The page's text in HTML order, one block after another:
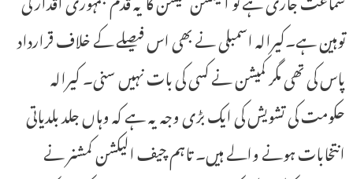
توہین ہے۔کیرالہ اسمبلی نے بھی اس فیصلے کے خلاف قرارداد
پاس کی تھی مگر کمیشن نے کسی کی بات نہیں سنی۔ کیرالہ
حکومت کی تشویش کی ایک بڑی وجہ یہ ہے کہ وہاں جلد بلدیاتی
انتخابات ہونے والے ہیں۔ تاہم چیف الیکشن کمشنر نے